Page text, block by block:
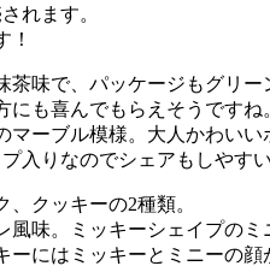
れます。
！
味で、パッケージもグリー
も喜んでもらえそうですね
ーブル模様。大人かわいい
入りなのでシェアもしやすい
クッキーの2種類。
味。ミッキーシェイプのミ
にはミッキーとミニーの顔